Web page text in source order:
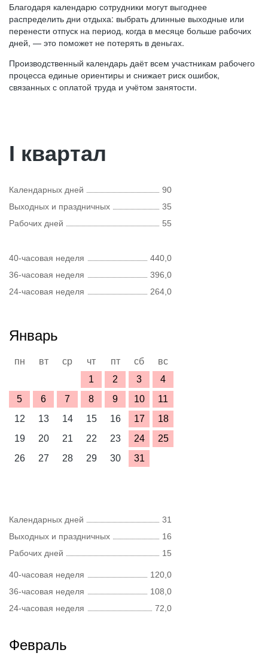
Благодаря календарю сотрудники могут выгоднее
распределить дни отдыха: выбрать длинные выходные или
перенести отпуск на период, когда в месяце больше рабочих
дней, — это поможет не потерять в деньгах.
Производственный календарь даёт всем участникам рабочего
процесса единые ориентиры и снижает риск ошибок,
связанных с оплатой труда и учётом занятости.
I квартал
Календарных дней
90
Выходных и праздничных
35
Рабочих дней
55
40-часовая неделя
440,0
36-часовая неделя
396,0
24-часовая неделя
264,0
Январь
пн вт ср чт пт сб
вс
1
2 3
4
5
6 7 8 9 10
11
12
13 14 15 16 17
18
19
20 21 22 23 24
25
26
27 28 29 30 31
Календарных дней
31
Выходных и праздничных
16
Рабочих дней
15
40-часовая неделя
120,0
36-часовая неделя
108,0
24-часовая неделя
72,0
Февраль